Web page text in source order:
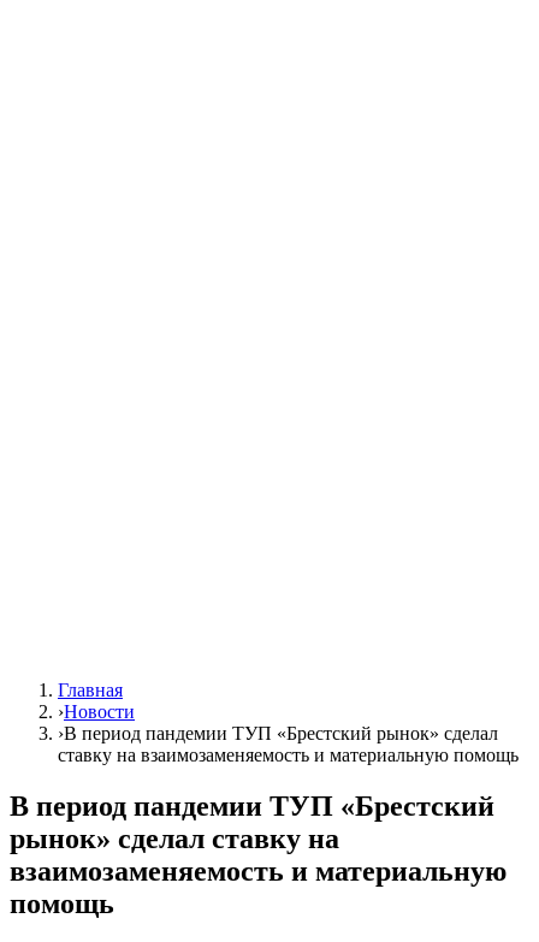
Главная
›Новости
›В период пандемии ТУП «Брестский рынок» сделал
ставку на взаимозаменяемость и материальную помощь
В период пандемии ТУП «Брестский
рынок» сделал ставку на
взаимозаменяемость и материальную
помощь